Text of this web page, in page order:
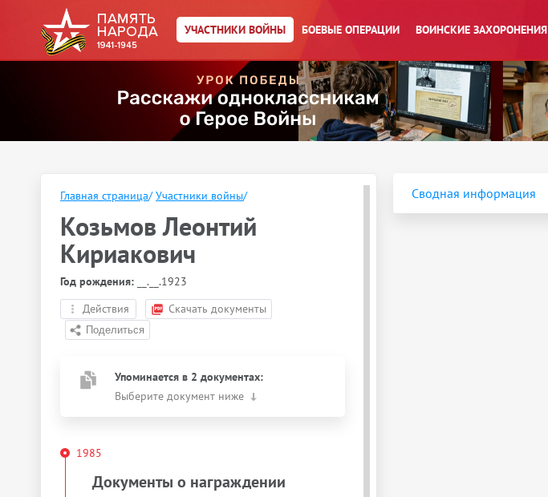
УЧАСТНИКИ ВОЙНЫ БОЕВЫЕ ОПЕРАЦИИ ВОИНСКИЕ ЗАХОРОНЕНИЯ
Главная страница/ Участники войны/
Козьмов Леонтий
Кириакович
Год рождения: __.__.1923
Действия
Скачать документы
Упоминается в 2 документах:
Выберите документ ниже
1985
Документы о награждении
Сводная информация